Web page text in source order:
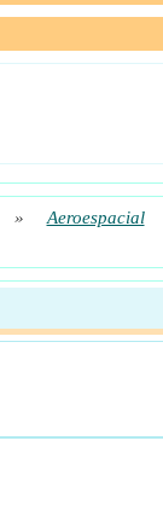
» Aeroespacial